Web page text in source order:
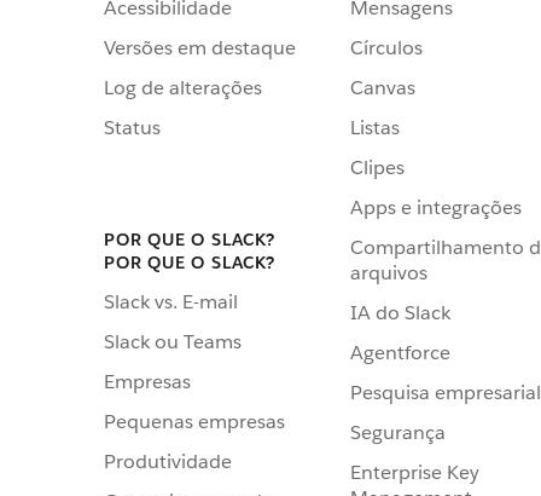
Acessibilidade
Versões em destaque
Log de alterações
Status
POR QUE O SLACK?
POR QUE O SLACK?
Slack vs. E-mail
Slack ou Teams
Empresas
Pequenas empresas
Produtividade
Mensagens
Círculos
Canvas
Listas
Clipes
Apps e integrações
Compartilhamento
arquivos
IA do Slack
Agentforce
Pesquisa empresarial
Segurança
Enterprise Key